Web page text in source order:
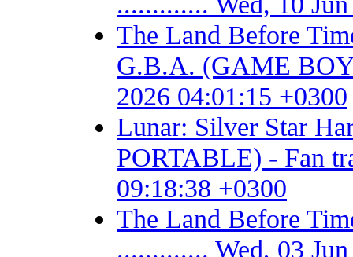
The Land Before
G.B.A. (GAME
2026 04:01:15 +0300
Lunar: Silver Star
PORTABLE) - Fan
09:18:38 +0300
The Land Before
............. Wed, 03